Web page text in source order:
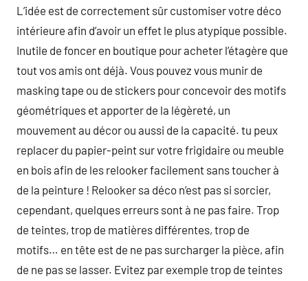
L’idée est de correctement sûr customiser votre déco
intérieure afin d’avoir un effet le plus atypique possible.
Inutile de foncer en boutique pour acheter l’étagère que
tout vos amis ont déjà. Vous pouvez vous munir de
masking tape ou de stickers pour concevoir des motifs
géométriques et apporter de la légèreté, un
mouvement au décor ou aussi de la capacité. tu peux
replacer du papier-peint sur votre frigidaire ou meuble
en bois afin de les relooker facilement sans toucher à
de la peinture ! Relooker sa déco n’est pas si sorcier,
cependant, quelques erreurs sont à ne pas faire. Trop
de teintes, trop de matières différentes, trop de
motifs… en tête est de ne pas surcharger la pièce, afin
de ne pas se lasser. Evitez par exemple trop de teintes